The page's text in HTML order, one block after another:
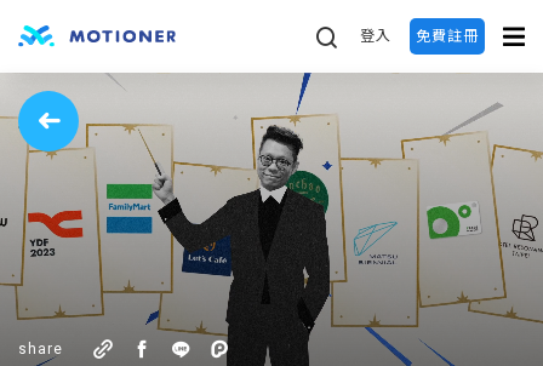
登入 免費註冊
share